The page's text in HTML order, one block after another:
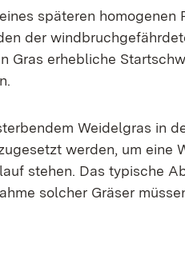
späteren homogenen
der
Gras erhebliche
Weidelgras in
werden, um eine
stehen. Das typische
solcher Gräser